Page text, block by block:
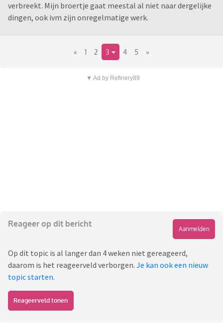
verbreekt. Mijn broertje gaat meestal al niet naar dergelijke
dingen, ook ivm zijn onregelmatige werk.
« 1 2 3 4 5 »
▼ Ad by Refinery89
Reageer op dit bericht
Aanmelden
Op dit topic is al langer dan 4 weken niet gereageerd,
daarom is het reageerveld verborgen. Je kan ook een nieuw
topic starten.
Reageerveld tonen